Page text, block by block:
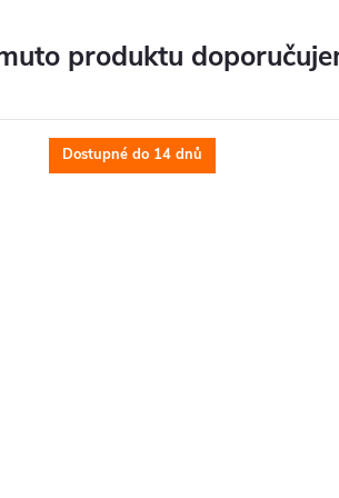
včetně rychlonabíječky
bagu
produktu
Dostupné do 14 dnů